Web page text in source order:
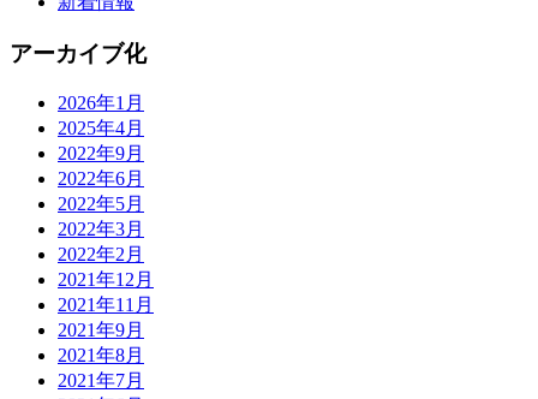
アーカイブ化
2026年1月
2025年4月
2022年9月
2022年6月
2022年5月
2022年3月
2022年2月
2021年12月
2021年11月
2021年9月
2021年8月
2021年7月